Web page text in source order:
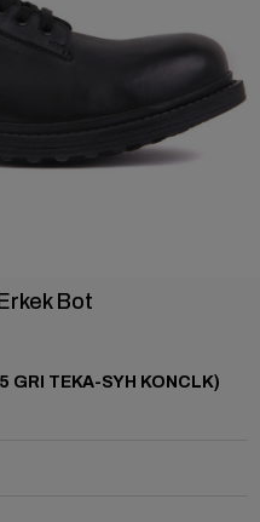
Bot
GRI TEKA-SYH KONCLK)